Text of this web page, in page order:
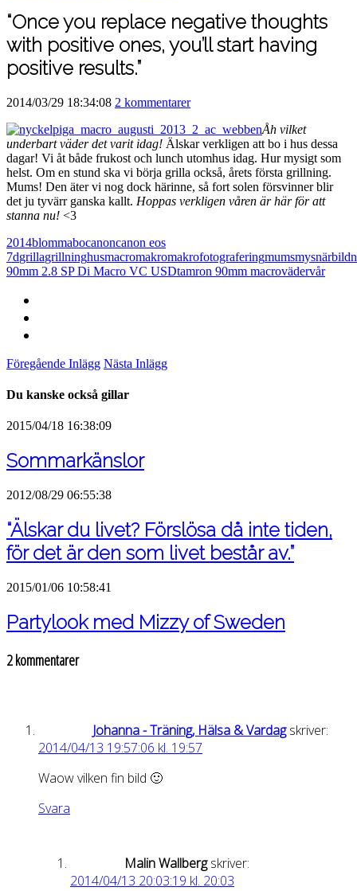
“Once you replace negative thoughts
with positive ones, you’ll start having
positive results.”
2014/03/29 18:34:08 2 kommentarer
Åh vilket
underbart väder det varit idag! Älskar verkligen att bo i hus dessa
dagar! Vi åt både frukost och lunch utomhus idag. Hur mysigt som
helst. Om en stund ska vi börja grilla också, årets första grillning.
Mums! Den äter vi nog dock härinne, så fort solen försvinner blir
det ju tyvärr ganska kallt. Hoppas verkligen våren är här för att
stanna nu! <3
2014blommabocanoncanon eos
7dgrillagrillninghusmacromakromakrofotograferingmumsmysnärbild
90mm 2.8 SP Di Macro VC USDtamron 90mm macrovädervår
Föregående Inlägg Nästa Inlägg
Du kanske också gillar
2015/04/18 16:38:09
Sommarkänslor
2012/08/29 06:55:38
“Älskar du livet? Förslösa då inte tiden,
för det är den som livet består av.”
2015/01/06 10:58:41
Partylook med Mizzy of Sweden
2 kommentarer
Johanna - Träning, Hälsa & Vardag skriver:
2014/04/13 19:57:06 kl. 19:57
Waow vilken fin bild 🙂
Svara
Malin Wallberg skriver:
2014/04/13 20:03:19 kl. 20:03